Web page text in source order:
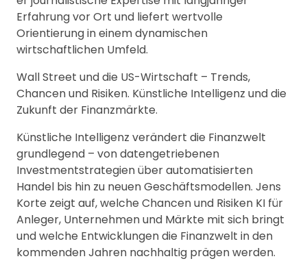
Erfahrung vor Ort und liefert wertvolle
Orientierung in einem dynamischen
wirtschaftlichen Umfeld.
Wall Street und die US-Wirtschaft – Trends,
Chancen und Risiken. Künstliche Intelligenz und die
Zukunft der Finanzmärkte.
Künstliche Intelligenz verändert die Finanzwelt
grundlegend – von datengetriebenen
Investmentstrategien über automatisierten
Handel bis hin zu neuen Geschäftsmodellen. Jens
Korte zeigt auf, welche Chancen und Risiken KI für
Anleger, Unternehmen und Märkte mit sich bringt
und welche Entwicklungen die Finanzwelt in den
kommenden Jahren nachhaltig prägen werden.